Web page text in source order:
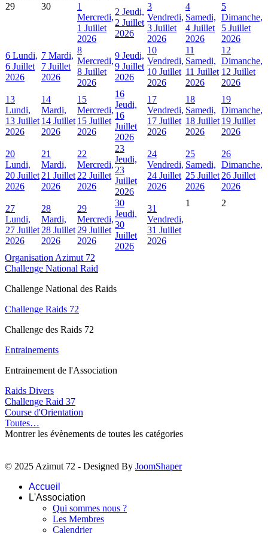
29
30
1
Mercredi,
1 Juillet
2026
2 Jeudi,
2 Juillet
2026
3
Vendredi,
3 Juillet
2026
4
Samedi,
4 Juillet
2026
5
Dimanche,
5 Juillet
2026
6 Lundi,
6 Juillet
2026
7 Mardi,
7 Juillet
2026
8
Mercredi,
8 Juillet
2026
9 Jeudi,
9 Juillet
2026
10
Vendredi,
10 Juillet
2026
11
Samedi,
11 Juillet
2026
12
Dimanche,
12 Juillet
2026
13
Lundi,
13 Juillet
2026
14
Mardi,
14 Juillet
2026
15
Mercredi,
15 Juillet
2026
16
Jeudi,
16
Juillet
2026
17
Vendredi,
17 Juillet
2026
18
Samedi,
18 Juillet
2026
19
Dimanche,
19 Juillet
2026
20
Lundi,
20 Juillet
2026
21
Mardi,
21 Juillet
2026
22
Mercredi,
22 Juillet
2026
23
Jeudi,
23
Juillet
2026
24
Vendredi,
24 Juillet
2026
25
Samedi,
25 Juillet
2026
26
Dimanche,
26 Juillet
2026
27
Lundi,
27 Juillet
2026
28
Mardi,
28 Juillet
2026
29
Mercredi,
29 Juillet
2026
30
Jeudi,
30
Juillet
2026
31
Vendredi,
31 Juillet
2026
1 2
Organisation Azimut 72
Challenge National Raid
Challenge National des Raids
Challenge Raids 72
Challenge des Raids 72
Entrainements
Entrainement de l'Association
Raids Divers
Challenge Raid 37
Course d'Orientation
Toutes…
Montrer les évènements de toutes les catégories
© 2025 Azimut 72 - Designed By JoomShaper
Accueil
L'Association
Qui sommes nous ?
Les Membres
Calendrier